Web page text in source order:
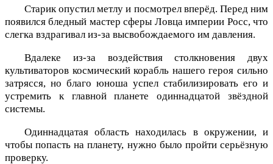
Старик опустил метлу и посмотрел вперёд. Перед ним
появился бледный мастер сферы Ловца империи Росс, что
слегка вздрагивал из-за высвобождаемого им давления.
Вдалеке из-за воздействия столкновения двух
культиваторов космический корабль нашего героя сильно
затрясся, но благо юноша успел стабилизировать его и
устремить к главной планете одиннадцатой звёздной
системы.
Одиннадцатая область находилась в окружении, и
чтобы попасть на планету, нужно было пройти серьёзную
проверку.